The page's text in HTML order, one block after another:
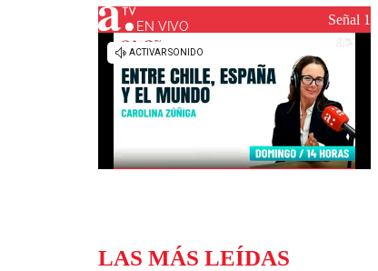
Universidad de Chile
Sustentabilidad
EN VIVO Señal 1
LAS MÁS LEÍDAS